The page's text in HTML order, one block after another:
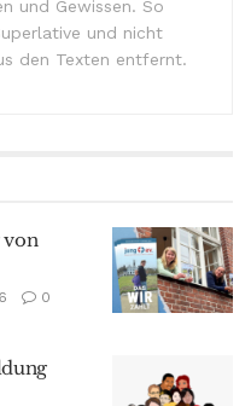
und Gewissen. So
und nicht
den Texten entfernt.
von
0